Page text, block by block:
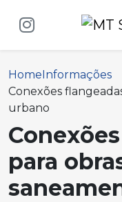
HomeInformações
Conexões
urbano
para